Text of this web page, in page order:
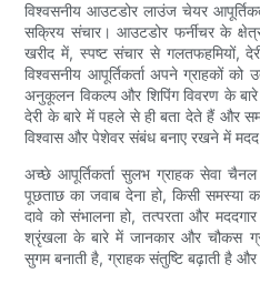
विश्वसनीय आउटडोर लाउंज चेयर
सक्रिय संचार। आउटडोर फर्नीचर के
खरीद में, स्पष्ट संचार से गलतफहमियों,
विश्वसनीय आपूर्तिकर्ता अपने ग्राहकों को
अनुकूलन विकल्प और शिपिंग विवरण के
देरी के बारे में पहले से ही बता देते हैं और
विश्वास और पेशेवर संबंध बनाए रखने में मदद
अच्छे आपूर्तिकर्ता सुलभ ग्राहक सेवा
पूछताछ का जवाब देना हो, किसी समस्या
दावे को संभालना हो, तत्परता और
श्रृंखला के बारे में जानकार और चौकस
सुगम बनाती है, ग्राहक संतुष्टि बढ़ाती है